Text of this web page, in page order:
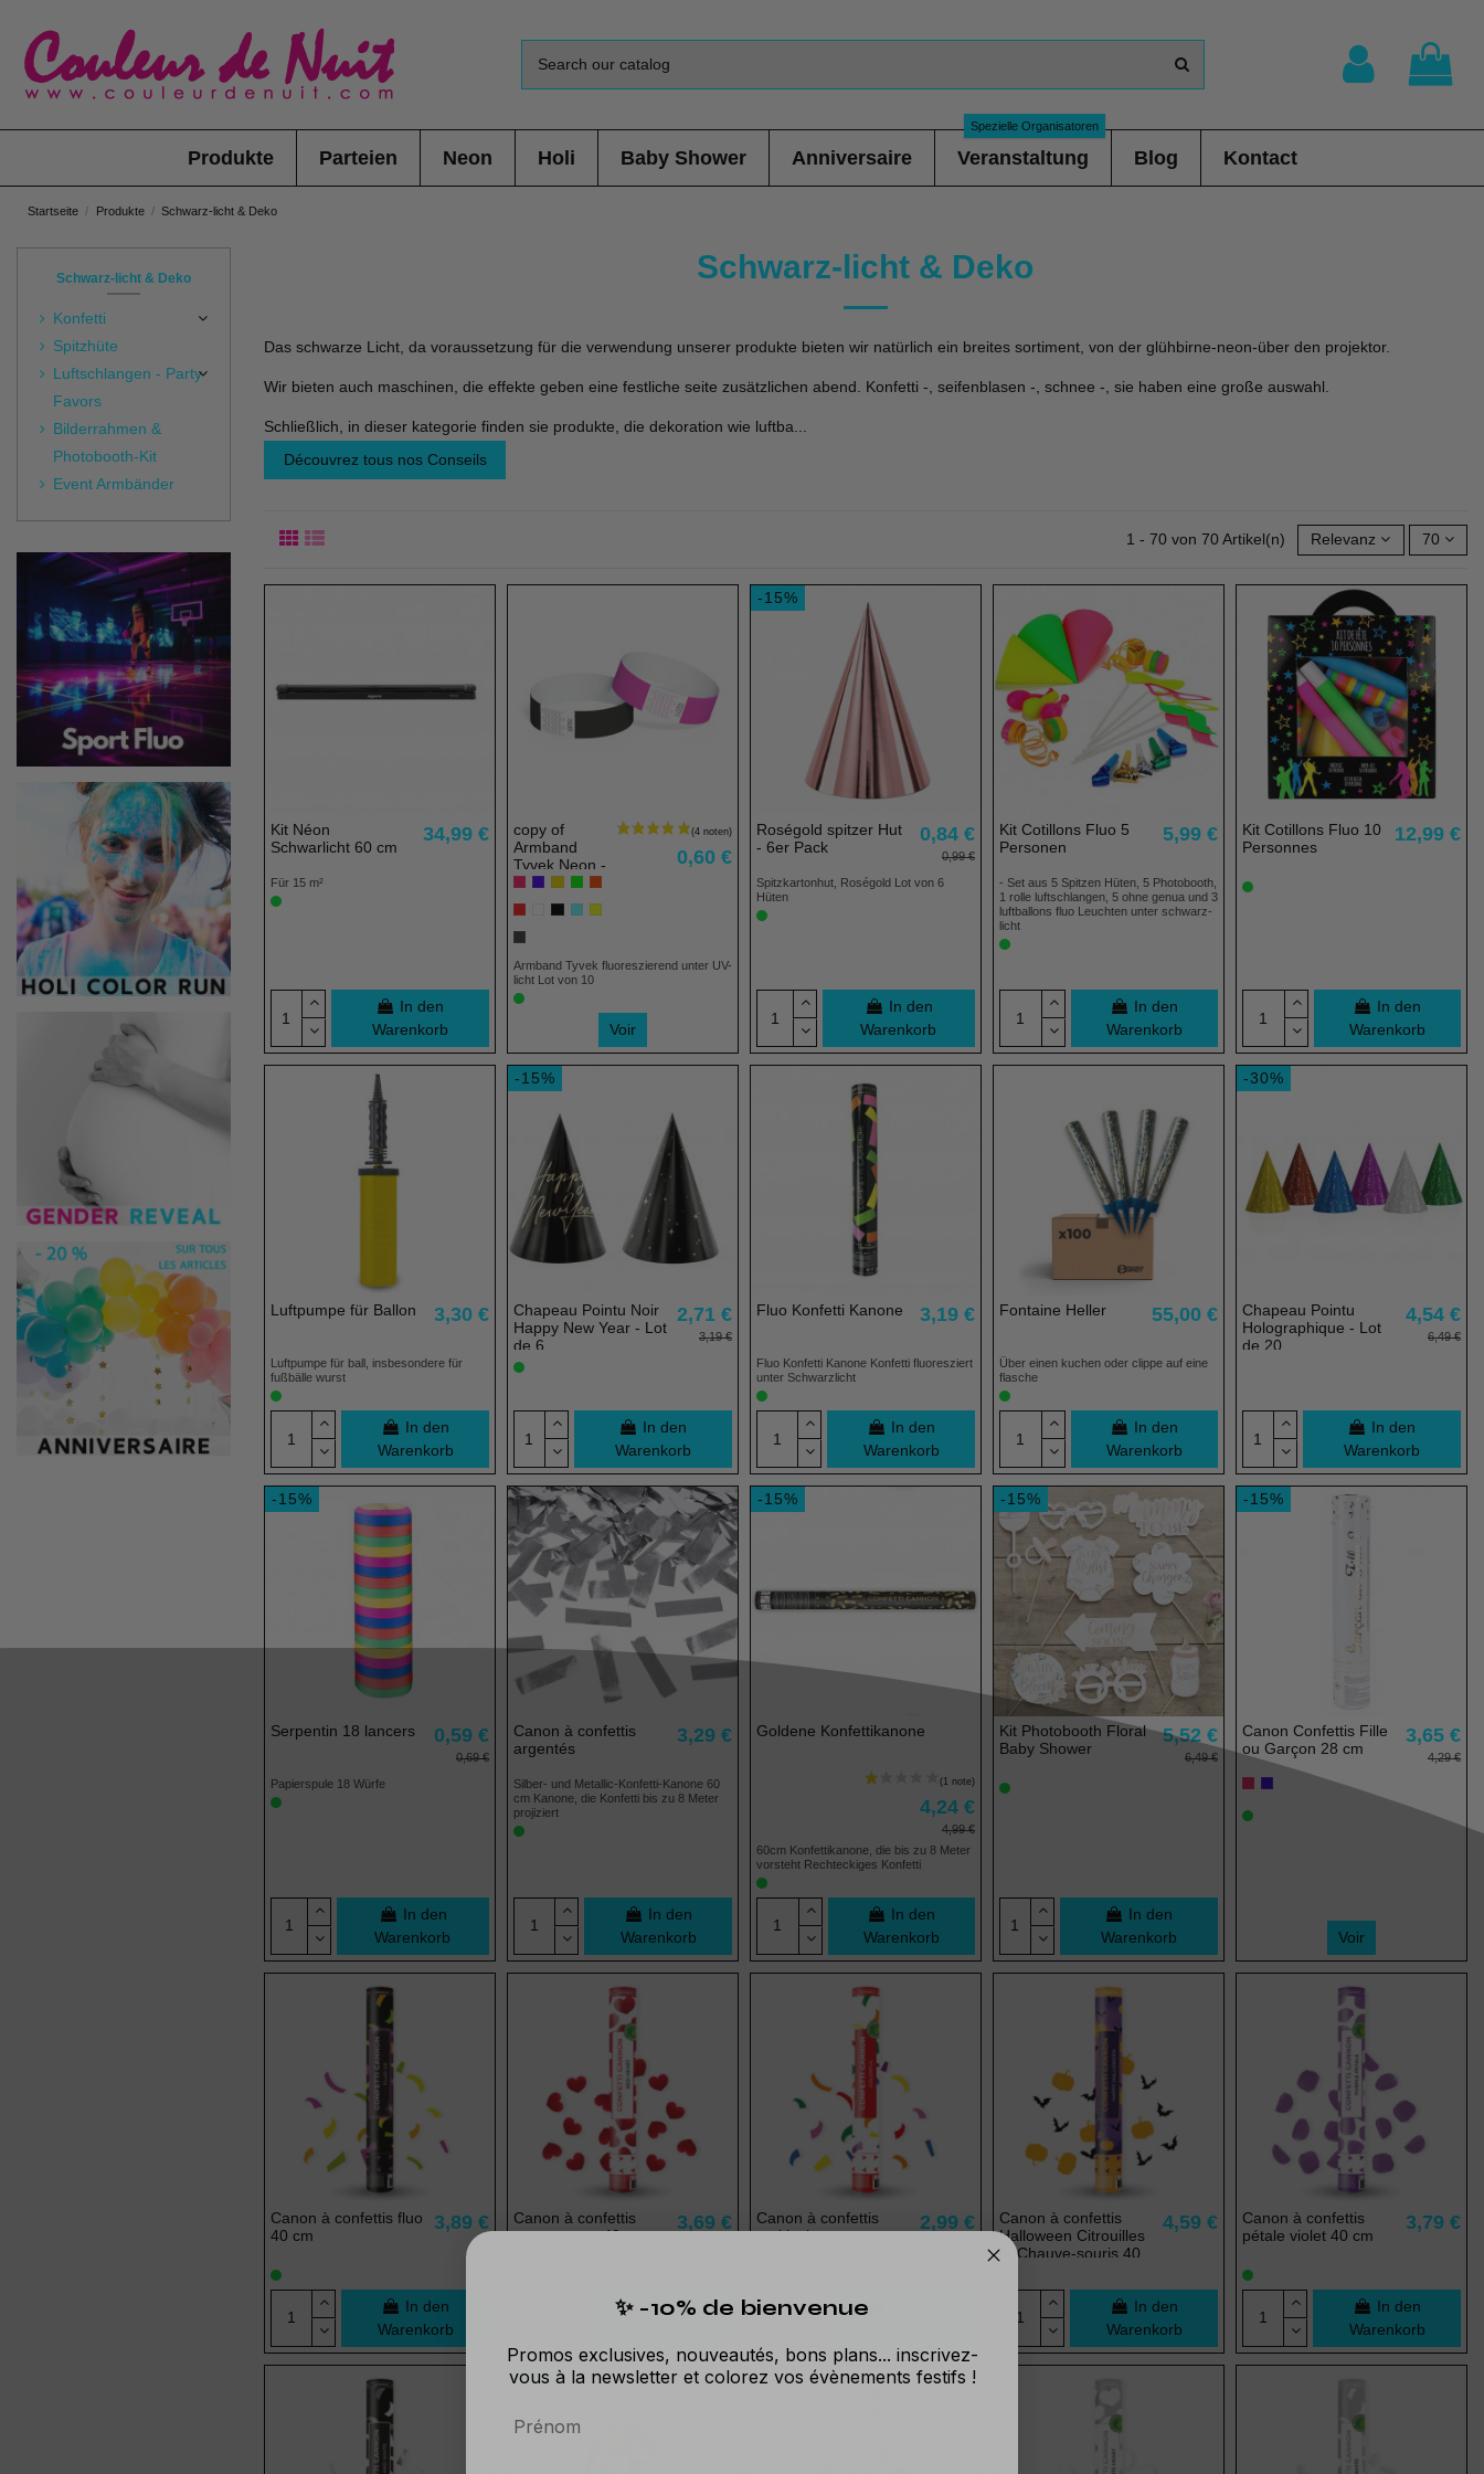
Produkte Parteien Neon Holi Baby Shower Anniversaire Veranstaltung
Spezielle Organisatoren
Blog Kontact
Startseite Produkte Schwarz-licht & Deko
Schwarz-licht & Deko
Das schwarze Licht, da voraussetzung für die verwendung unserer produkte bieten wir natürlich ein breites sortiment, von der glühbirne-neon-über den projektor.
Wir bieten auch maschinen, die effekte geben eine festliche seite zusätzlichen abend. Konfetti -, seifenblasen -, schnee -, sie haben eine große auswahl.
Schließlich, in dieser kategorie finden sie produkte, die dekoration wie luftba...
Découvrez tous nos Conseils
1 - 70 von 70 Artikel(n) Relevanz 70
Kit Néon
Schwarlicht 60 cm
34,99 €
Für 15 m²
In den
Warenkorb
copy of
Armband
Tyvek Neon -
(4 noten)
0,60 €
Armband Tyvek fluoreszierend unter UV-
licht Lot von 10
Voir
-15%
Roségold spitzer Hut
- 6er Pack
0,84 €
0,99 €
Spitzkartonhut, Roségold Lot von 6
Hüten
In den
Warenkorb
Kit Cotillons Fluo 5
Personen
5,99 €
- Set aus 5 Spitzen Hüten, 5 Photobooth,
1 rolle luftschlangen, 5 ohne genua und 3
luftballons fluo Leuchten unter schwarz-
licht
In den
Warenkorb
Kit Cotillons Fluo 10
Personnes
12,99 €
In den
Warenkorb
Luftpumpe für Ballon 3,30 €
Luftpumpe für ball, insbesondere für
fußbälle wurst
In den
Warenkorb
-15%
Chapeau Pointu Noir
Happy New Year - Lot
de 6
2,71 €
3,19 €
In den
Warenkorb
Fluo Konfetti Kanone 3,19 €
Fluo Konfetti Kanone Konfetti fluoresziert
unter Schwarzlicht
In den
Warenkorb
Fontaine Heller 55,00 €
Über einen kuchen oder clippe auf eine
flasche
In den
Warenkorb
-30%
Chapeau Pointu
Holographique - Lot
de 20
4,54 €
6,49 €
In den
Warenkorb
-15%
Serpentin 18 lancers 0,59 €
0,69 €
Papierspule 18 Würfe
In den
Warenkorb
Canon à confettis
argentés
3,29 €
Silber- und Metallic-Konfetti-Kanone 60
cm Kanone, die Konfetti bis zu 8 Meter
projiziert
In den
Warenkorb
-15%
Goldene Konfettikanone
4,24 €
4,99 €
60cm Konfettikanone, die bis zu 8 Meter
vorsteht Rechteckiges Konfetti
In den
Warenkorb
-15%
Kit Photobooth Floral
Baby Shower
5,52 €
6,49 €
In den
Warenkorb
-15%
Canon Confettis Fille
ou Garçon 28 cm
3,65 €
4,29 €
Voir
Canon à confettis fluo
40 cm
3,89 €
In den
Warenkorb
Canon à confettis
coeur rouge 40 cm
3,69 €
In den
Canon à confettis
multicolore
2,99 €
Canon à confettis
Halloween Citrouilles
et Chauve-souris 40
4,59 €
In den
Warenkorb
Canon à confettis
pétale violet 40 cm
3,79 €
In den
Warenkorb
-15%
Schwarz-licht & Deko
Konfetti
Spitzhüte
Luftschlangen - Party
Favors
Bilderrahmen &
Photobooth-Kit
Event Armbänder
✨ -10% de bienvenue
Promos exclusives, nouveautés, bons plans... inscrivez-
vous à la newsletter et colorez vos évènements festifs !
Prénom